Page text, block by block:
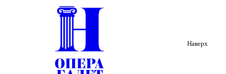
самостоятельным произведением «на тему «Золушки».
Театральная образность, сказочный колорит, сочетание
эти опусы постоянной частью концертного репертуара
Немецкий композитор Карл Амадеус Хартманн (Karl Amadeus
Hartmann 1905–1963) родился в творческой семье: отец и трое
Наверх